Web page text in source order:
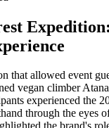
that allowed event
vegan climber
experienced the
through the eyes